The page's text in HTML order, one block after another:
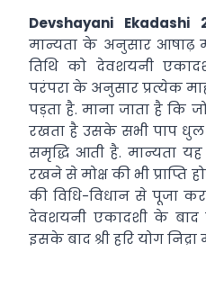
Devshayani Ekadashi
मान्यता के अनुसार आषाढ़
तिथि को देवशयनी
परंपरा के अनुसार प्रत्येक
पड़ता है. माना जाता है कि
रखता है उसके सभी पाप
समृद्धि आती है. मान्यता
रखने से मोक्ष की भी प्राप्ति
की विधि-विधान से पूजा
देवशयनी एकादशी के बाद
इसके बाद श्री हरि योग